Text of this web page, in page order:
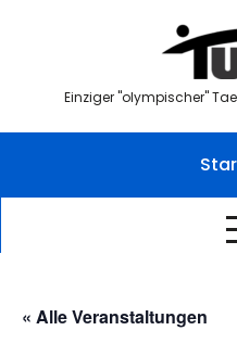
Einziger "olympischer"
« Alle Veranstaltungen